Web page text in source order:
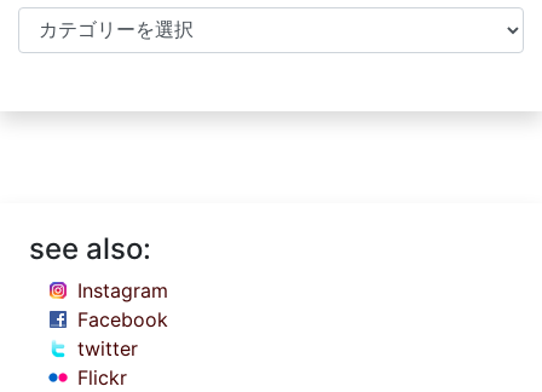
Categories
see also:
Instagram
Facebook
twitter
Flickr